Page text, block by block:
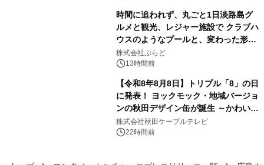
時間に追われず、丸ごと1日淡路島グ
ルメと観光、レジャー施設で クラブハ
ウスのようなプールと、変わった形の
サウナも 「THE BOXY AWAJI」のお
得な素泊まり連泊プランで
株式会社ぷらど
13時間前
【令和8年8月8日】トリプル「8」の日
に発表！ ヨックモック・地域バージョ
ンの秋田デザイン缶が誕生 ～かわいい
秋田犬の子犬と秋田の四季と名所を巡
るパッケージ～ 9月1日(火)秋田県内で
株式会社秋田ケーブルテレビ
22時間前